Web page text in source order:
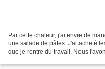
Par cette chaleur, j'ai envie de
une salade de pâtes. J'ai acheté
que je rentre du travail. Nous